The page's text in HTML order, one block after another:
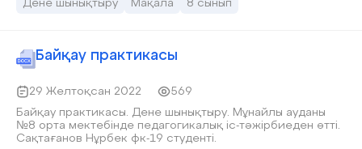
Дене шынықтыру Мақала 8 сынып
Байқау практикасы
29 Желтоқсан 2022
569
Байқау практикасы. Дене шынықтыру. Мұнайлы ауданы
№8 орта мектебінде педагогикалық іс-тәжірбиеден өтті.
Сақтағанов Нұрбек фк-19 студенті.